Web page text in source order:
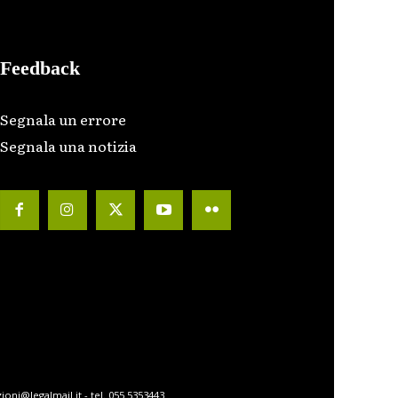
Feedback
Segnala un errore
Segnala una notizia
- tel. 055.5353443